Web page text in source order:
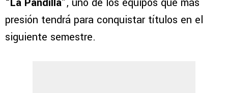
presión tendrá para conquistar títulos en el
siguiente semestre.